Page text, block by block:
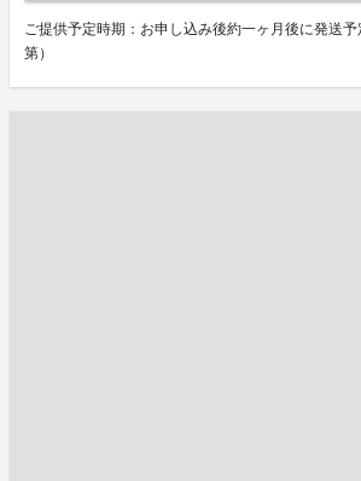
ご提供予定時期：お申し込み後約一ヶ月後に発送
第）